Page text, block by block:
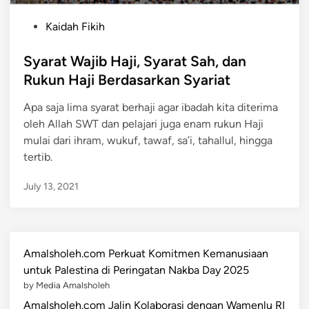
s
t
d
i
n
Kaidah Fikih
Syarat Wajib Haji, Syarat Sah, dan
Rukun Haji Berdasarkan Syariat
Apa saja lima syarat berhaji agar ibadah kita diterima
oleh Allah SWT dan pelajari juga enam rukun Haji
mulai dari ihram, wukuf, tawaf, sa’i, tahallul, hingga
tertib.
July 13, 2021
Amalsholeh.com Perkuat Komitmen Kemanusiaan
untuk Palestina di Peringatan Nakba Day 2025
by Media Amalsholeh
Amalsholeh.com Jalin Kolaborasi dengan Wamenlu RI